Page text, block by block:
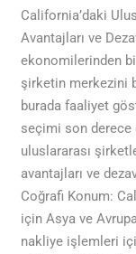
California’daki
Avantajları ve
ekonomilerinden
şirketin merkezini
burada faaliyet
seçimi son derece
uluslararası
avantajları ve
Coğrafi Konum:
için Asya ve
nakliye işlemleri
ve
Dezavantajları